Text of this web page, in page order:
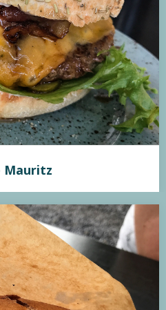
lækker og blød, bøffen er stegt
ikke mindre end fantastisk.
skiller sig ikke så meget ud og
Råvarerne er dog…
Mauritz
almindelig og desværre lidt
stort, men umiddelbart var
helhed, lidt under middel.
Mauritz